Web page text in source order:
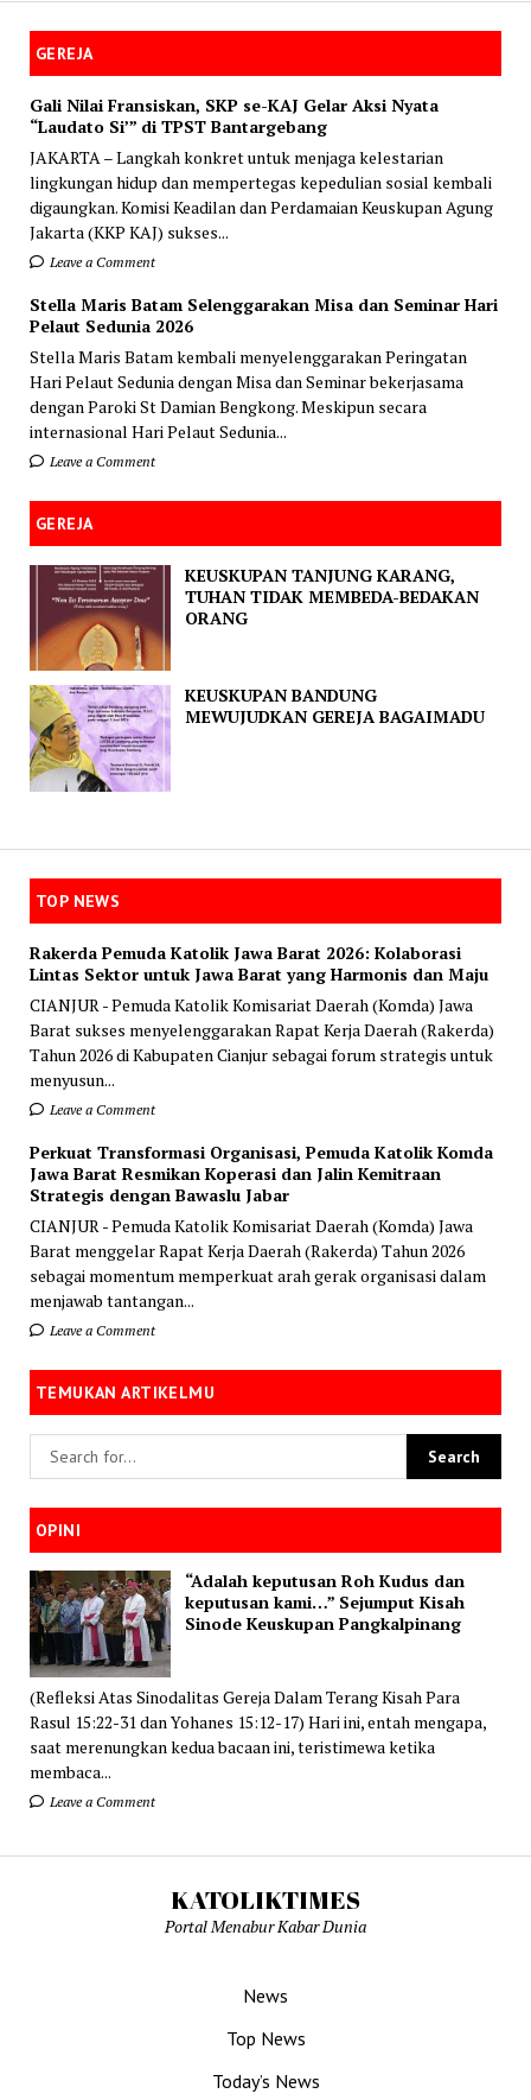
GEREJA
Gali Nilai Fransiskan, SKP se-KAJ Gelar Aksi Nyata
“Laudato Si’” di TPST Bantargebang
JAKARTA – Langkah konkret untuk menjaga kelestarian
lingkungan hidup dan mempertegas kepedulian sosial kembali
digaungkan. Komisi Keadilan dan Perdamaian Keuskupan Agung
Jakarta (KKP KAJ) sukses...
Leave a Comment
Stella Maris Batam Selenggarakan Misa dan Seminar Hari
Pelaut Sedunia 2026
Stella Maris Batam kembali menyelenggarakan Peringatan
Hari Pelaut Sedunia dengan Misa dan Seminar bekerjasama
dengan Paroki St Damian Bengkong. Meskipun secara
internasional Hari Pelaut Sedunia...
Leave a Comment
GEREJA
KEUSKUPAN TANJUNG KARANG,
TUHAN TIDAK MEMBEDA-BEDAKAN
ORANG
KEUSKUPAN BANDUNG
MEWUJUDKAN GEREJA BAGAIMADU
TOP NEWS
Rakerda Pemuda Katolik Jawa Barat 2026: Kolaborasi
Lintas Sektor untuk Jawa Barat yang Harmonis dan Maju
CIANJUR - Pemuda Katolik Komisariat Daerah (Komda) Jawa
Barat sukses menyelenggarakan Rapat Kerja Daerah (Rakerda)
Tahun 2026 di Kabupaten Cianjur sebagai forum strategis untuk
menyusun...
Leave a Comment
Perkuat Transformasi Organisasi, Pemuda Katolik Komda
Jawa Barat Resmikan Koperasi dan Jalin Kemitraan
Strategis dengan Bawaslu Jabar
CIANJUR - Pemuda Katolik Komisariat Daerah (Komda) Jawa
Barat menggelar Rapat Kerja Daerah (Rakerda) Tahun 2026
sebagai momentum memperkuat arah gerak organisasi dalam
menjawab tantangan...
Leave a Comment
TEMUKAN ARTIKELMU
OPINI
“Adalah keputusan Roh Kudus dan
keputusan kami…” Sejumput Kisah
Sinode Keuskupan Pangkalpinang
(Refleksi Atas Sinodalitas Gereja Dalam Terang Kisah Para
Rasul 15:22-31 dan Yohanes 15:12-17) Hari ini, entah mengapa,
saat merenungkan kedua bacaan ini, teristimewa ketika
membaca...
Leave a Comment
KATOLIKTIMES
Portal Menabur Kabar Dunia
News
Top News
Today’s News